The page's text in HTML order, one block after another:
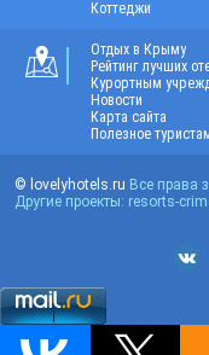
Коттеджи
Отдых в Крыму
Рейтинг лучших
Курортным
Новости
Карта сайта
Полезное
© lovelyhotels.ru Все права
Другие проекты: resorts-